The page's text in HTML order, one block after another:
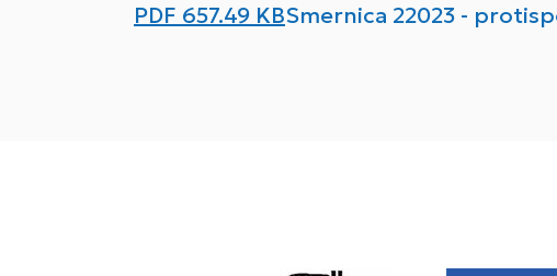
PDF 657.49 KBSmernica 22023 -